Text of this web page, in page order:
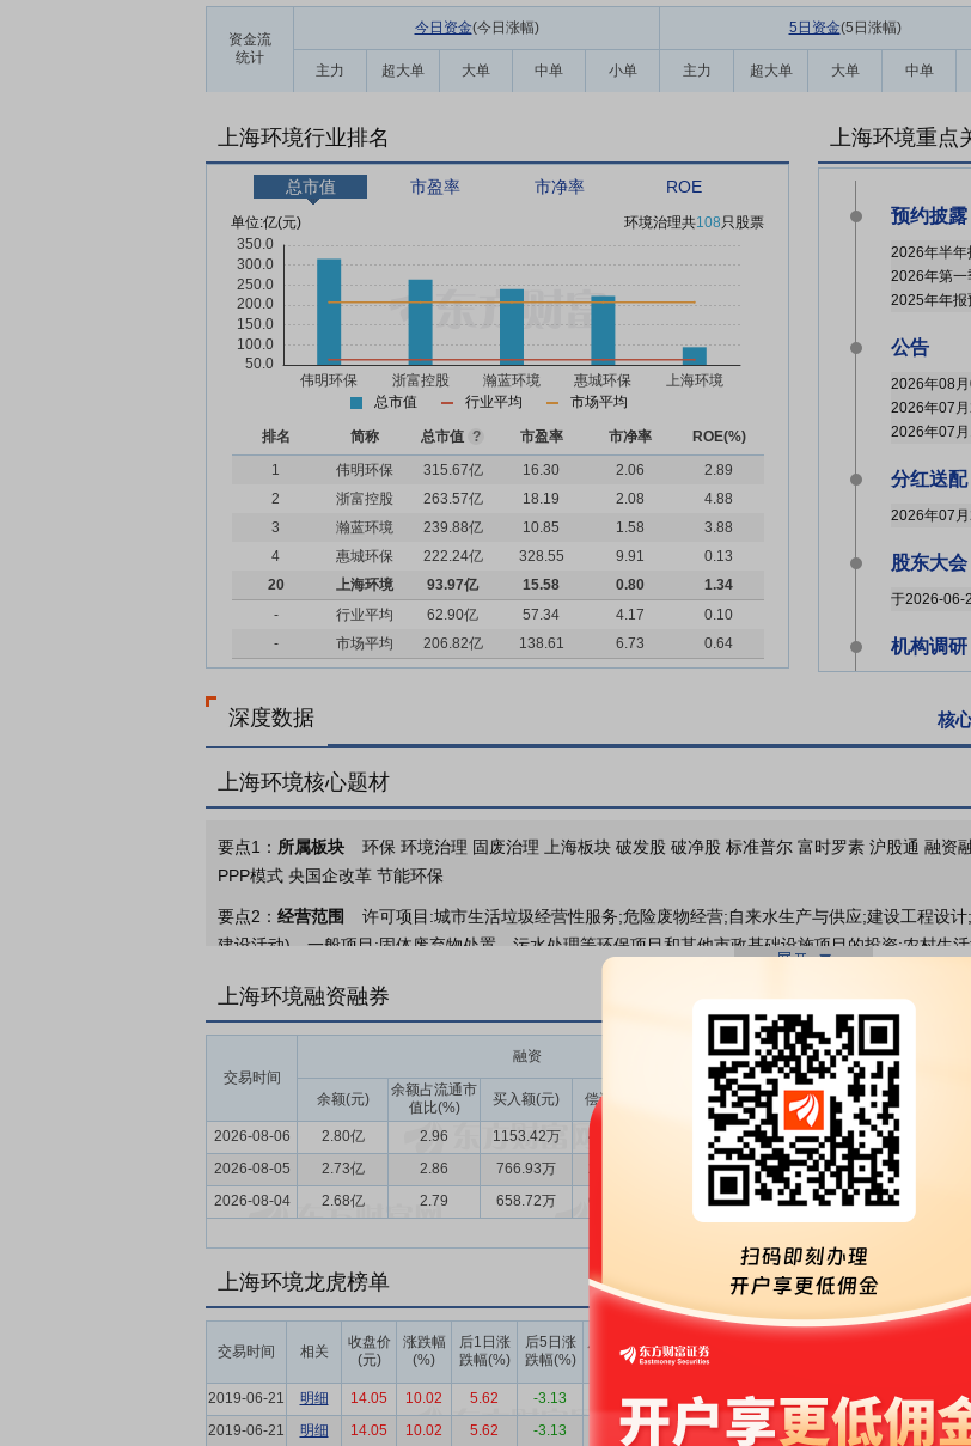
资金流
统计
今日资金(今日涨幅) 5日资金(5日涨幅)
主力 超大单 大单 中单 小单 主力 超大单 大单 中单
上海环境行业排名
总市值 市盈率 市净率 ROE
单位:亿(元) 环境治理共108只股票
总市值 行业平均 市场平均
排名 简称 总市值 ? 市盈率 市净率
ROE(%)
1
伟明环保 315.67亿 16.30 2.06
2.89
2
浙富控股 263.57亿 18.19 2.08
4.88
3
瀚蓝环境 239.88亿 10.85 1.58
3.88
4
惠城环保 222.24亿 328.55 9.91
0.13
20
上海环境 93.97亿 15.58 0.80
1.34
-
行业平均 62.90亿 57.34 4.17
0.10
-
市场平均 206.82亿 138.61 6.73 0.64
上海环境重点
预约披露
2026年半
2026年第
2025年年
公告
2026年08
2026年07
2026年07
分红送配
股东大会
于2026-06-
机构调研
股东户数
业绩报表
关联交易
公司投资
深度数据 核
上海环境核心题材
要点1： 所属板块
环保 环境治理 固废治理 上海板块 破发股 破净股 标准普尔 富时罗素 沪股通 融资
PPP模式 央国企改革 节能环保
要点2： 经营范围
许可项目:城市生活垃圾经营性服务;危险废物经营;自来水生产与供应;建设工程设
建设活动)。一般项目:固体废弃物处置、污水处理等环保项目和其他市政基础设施项目的投资;农村生
询;环境保护专用设备制造;工程和技术研究和试验发展;资源再生利用技术研发;土壤污染治理与修复服
（一）生活垃圾焚烧发电，指对城市生活垃圾进行焚烧处理并发电，实现城市生
资、建设、运营生活垃圾焚烧发电项目共31个（含委托运营项目）。 （二）生活垃圾填埋，指对生
垃圾填埋项目1个。 （三）生活垃圾中转，指将收集的垃圾进行压缩等预处理，并转移到大型运输车
污水处理
污水处理，指为使污水达到排水某一水体或再次使用的水质要求对其进行净化的
共6个（污水处理厂8座）。
要点5：固体废物治理行业
目前，固体废物治理行业正逐渐转向精益运营发展阶段。随着“无废城市
推进提质降本增效，低碳循环化、管理智慧化转型升级逐步成为行业发展方向，推动行业从传统的末
要点6：水务环保行业
水务环保行业进入存量提质、系统治理、低碳资源化的高质量发展阶段，行
任务持续推进。企业积极践行绿色发展理念，通过数字化智慧化赋能等措施，强化高效精细的运维管
业整体呈现高标准、高效率、资源化、智慧化等特征。
作为国内首个采用湿法烟气处理工艺的企业，公司连续多年荣获“中国固废行业十大影响力企业”，曾荣
化建设示范企业”等称号，同时运营多座被国家住建部评定等级为AAA的生活垃圾焚烧发电项目。
上海环境融资融券
交易时间
融资
余额(元)
余额占流通市
值比(%)
买入额(元) 偿还额(元) 净买入(元) 余额(元) 余量(万股) 卖
2026-08-06
2.80亿 2.96 1153.42万 408.82万 744.60万 65.33万 9.28
2026-08-05
2.73亿 2.86 766.93万 293.00万 473.93万 28.01万 3.95
2026-08-04
2.68亿 2.79 658.72万 618.25万 40.47万 30.32万 4.24
上海环境龙虎榜单
交易时间 相关
收盘价
(元)
涨跌幅
(%)
后1日涨
跌幅(%)
后5日涨
跌幅(%)
后10日涨
跌幅(%)
上榜营业
部买入合
计(万)
上榜营业
上榜营业
2019-06-21 明细 14.05 10.02 5.62 -3.13 -5.98 2872.48 1939.39 933.09
有价
2019-06-21
明细 14.05 10.02 5.62 -3.13 -5.98 9449.09 4854.14 4594.96
非ST、*ST